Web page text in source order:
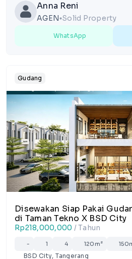
Anna Reni
AGEN lens Solid Property
WhatsApp
Gudang
Disewakan Siap Pakai
di Taman Tekno X BSD City
Rp218,000,000 / Tahun
- 1 4 120m²
BSD City, Tangerang